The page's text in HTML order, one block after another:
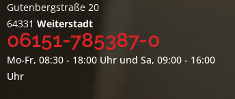
Gutenbergstraße 20
64331 Weiterstadt
06151-785387-0
Mo-Fr, 08:30 - 18:00 Uhr und Sa, 09:00 - 16:00
Uhr